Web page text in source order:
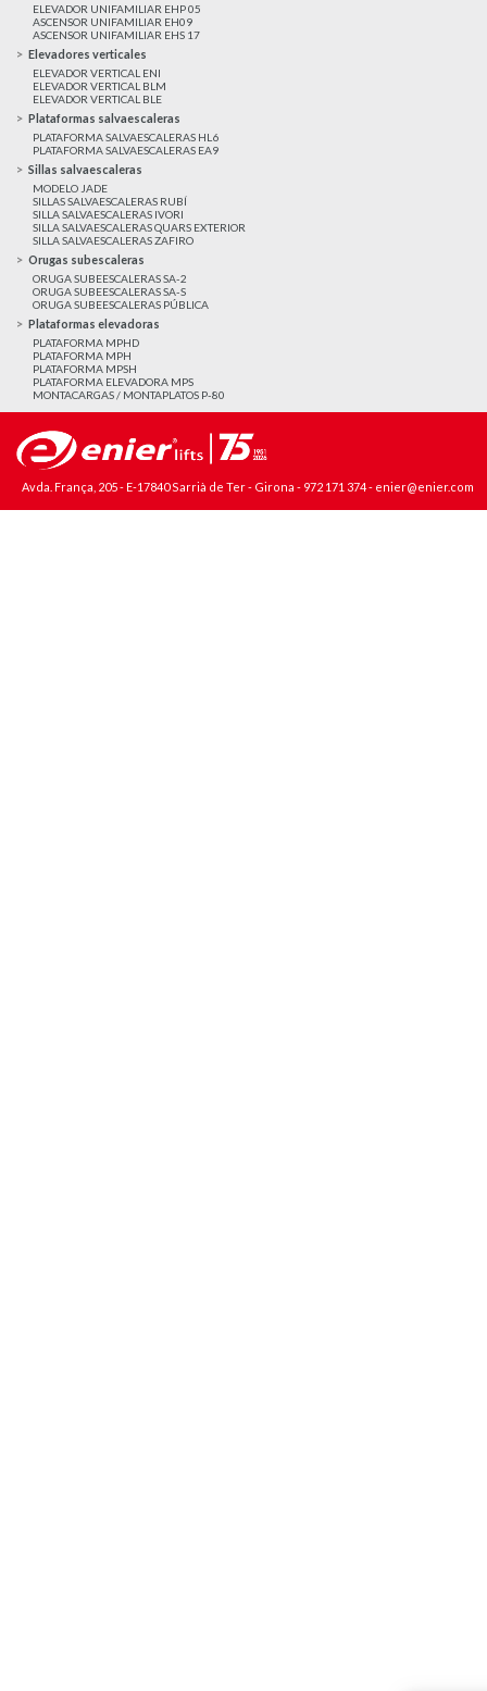
ELEVADOR UNIFAMILIAR EHP 05
ASCENSOR UNIFAMILIAR EH09
ASCENSOR UNIFAMILIAR EHS 17
Elevadores verticales
ELEVADOR VERTICAL ENI
ELEVADOR VERTICAL BLM
ELEVADOR VERTICAL BLE
Plataformas salvaescaleras
PLATAFORMA SALVAESCALERAS HL6
PLATAFORMA SALVAESCALERAS EA9
Sillas salvaescaleras
MODELO JADE
SILLAS SALVAESCALERAS RUBÍ
SILLA SALVAESCALERAS IVORI
SILLA SALVAESCALERAS QUARS EXTERIOR
SILLA SALVAESCALERAS ZAFIRO
Orugas subescaleras
ORUGA SUBEESCALERAS SA-2
ORUGA SUBEESCALERAS SA-S
ORUGA SUBEESCALERAS PÚBLICA
Plataformas elevadoras
PLATAFORMA MPHD
PLATAFORMA MPH
PLATAFORMA MPSH
PLATAFORMA ELEVADORA MPS
MONTACARGAS / MONTAPLATOS P-80
Avda. França, 205 - E-17840 Sarrià de Ter - Girona - 972 171 374- enier@enier.com